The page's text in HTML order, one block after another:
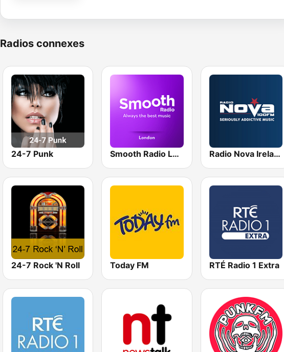
Radios connexes
24-7 Punk Smooth Radio London Radio Nova Ireland
24-7 Rock 'N Roll Today FM RTÉ Radio 1 Extra